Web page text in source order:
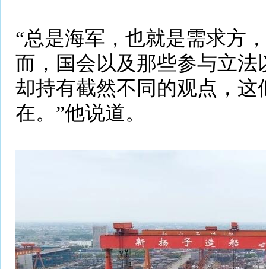
“总是海军，也就是需求方
而，国会以及那些参与立
却持有截然不同的观点，
在。”他说道。